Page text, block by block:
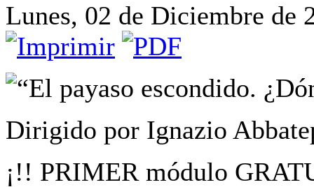
Lunes, 02 de Diciembre de
“El payaso escondido.
Dirigido por Ignazio
¡!! PRIMER módulo